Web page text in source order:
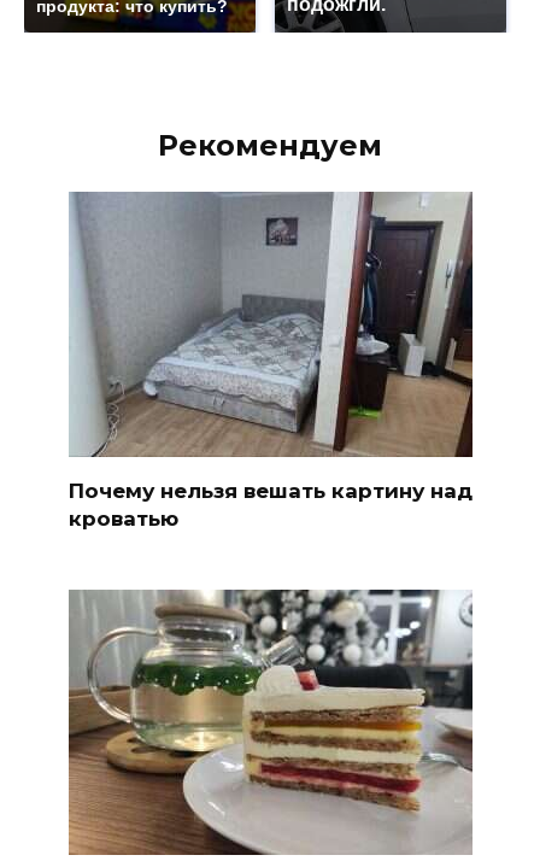
продукта: что купить? подожгли.
Рекомендуем
Почему нельзя вешать картину над
кроватью